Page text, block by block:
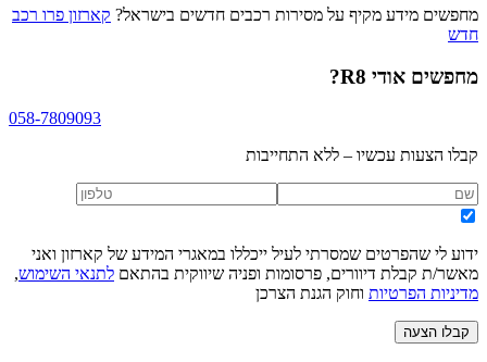
מחפשים מידע מקיף על מסירות רכבים חדשים בישראל? קארזון פרו רכב
חדש
מחפשים אודי R8 ?
058-7809093
קבלו הצעות עכשיו – ללא התחייבות
ידוע לי שהפרטים שמסרתי לעיל ייכללו במאגרי המידע של קארזון ואני
מאשר/ת קבלת דיוורים, פרסומות ופניה שיווקית בהתאם לתנאי השימוש,
מדיניות הפרטיות וחוק הגנת הצרכן
קבלו הצעה